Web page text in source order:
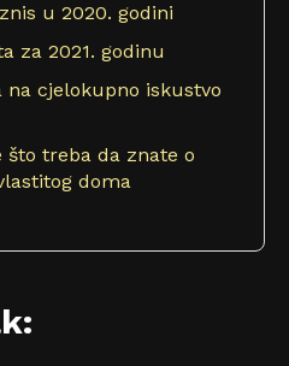
u 2020. godini
za 2021. godinu
na cjelokupno iskustvo
što treba da znate o
doma